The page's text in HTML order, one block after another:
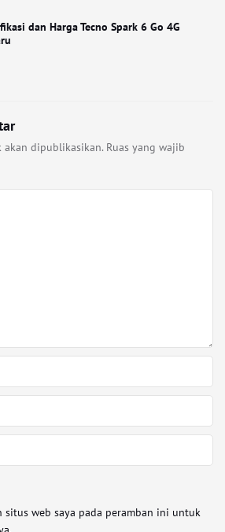
dan Harga Tecno Spark 6 Go 4G
akan dipublikasikan. Ruas yang wajib
situs web saya pada peramban ini untuk